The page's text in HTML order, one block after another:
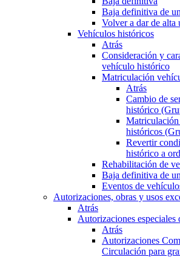
Baja definitiva de
Volver a dar de alta
Vehículos históricos
Atrás
Consideración y
vehículo histórico
Matriculación
Atrás
Cambio de
histórico
históricos
Revertir
histórico a
Rehabilitación de
Baja definitiva de
Eventos de
Autorizaciones, obras y usos
Atrás
Autorizaciones especiales
Atrás
Autorizaciones
Circulación para